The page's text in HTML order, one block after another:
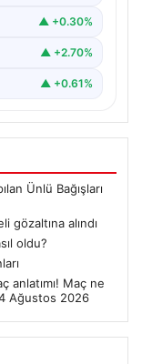
▲ +0.30%
▲ +2.70%
▲ +0.61%
Ünlü Bağışları
gözaltına alındı
oldu?
anlatımı! Maç ne
Ağustos 2026